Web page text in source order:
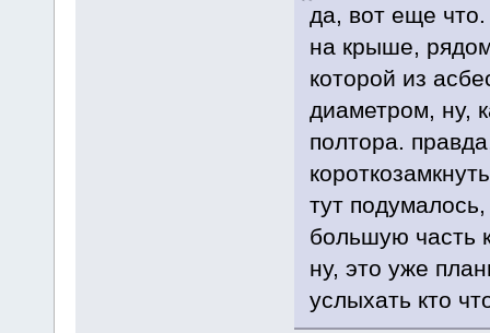
да, вот еще что.
на крыше,
которой из
диаметром, ну,
полтора.
тут
большую часть
ну, это уже
услыхать кто